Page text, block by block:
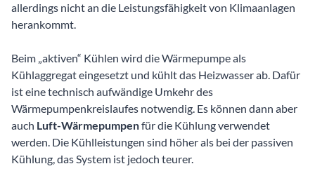
allerdings nicht an die Leistungsfähigkeit von Klimaanlagen
herankommt.
Beim „aktiven“ Kühlen wird die Wärmepumpe als
Kühlaggregat eingesetzt und kühlt das Heizwasser ab. Dafür
ist eine technisch aufwändige Umkehr des
Wärmepumpenkreislaufes notwendig. Es können dann aber
auch Luft-Wärmepumpenfür die Kühlung verwendet
werden. Die Kühlleistungen sind höher als bei der passiven
Kühlung, das System ist jedoch teurer.